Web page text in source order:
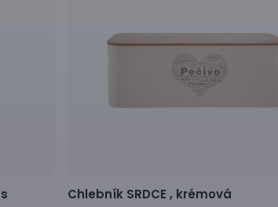
Chlebník SRDCE , krémová